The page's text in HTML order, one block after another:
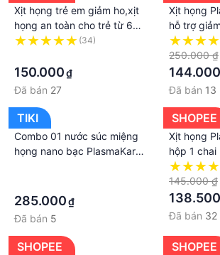
Xịt họng trẻ em giảm ho,xịt
họng an toàn cho trẻ từ 6
tháng tuổi, xịt họng
dưa lưới
(34)
150.000₫
Đã bán 27
Xịt họng
hỗ trợ
toàn cho
Lọ 30ml
250.000 ₫
144.000
Đã bán 13
TIKI
Combo 01 nước súc miệng
họng nano bạc PlasmaKare
VlÊM họng
285.000₫
Đã bán 5
SHOPEE
Xịt họng
hộp 1 chai
145.000 ₫
138.500
Đã bán 32
SHOPEE SHOPEE